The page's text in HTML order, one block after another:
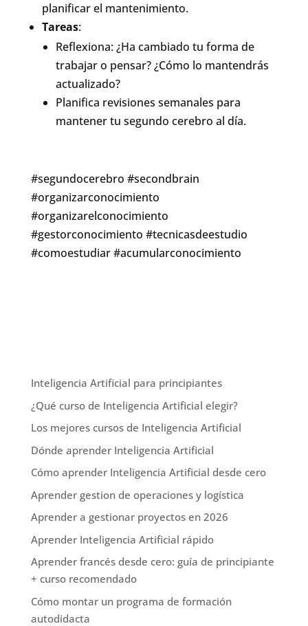
planificar el mantenimiento.
Tareas:
Reflexiona: ¿Ha cambiado tu forma de
trabajar o pensar? ¿Cómo lo mantendrás
actualizado?
Planifica revisiones semanales para
mantener tu segundo cerebro al día.
#segundocerebro #secondbrain
#organizarconocimiento
#organizarelconocimiento
#gestorconocimiento #tecnicasdeestudio
#comoestudiar #acumularconocimiento
Inteligencia Artificial para principiantes
¿Qué curso de Inteligencia Artificial elegir?
Los mejores cursos de Inteligencia Artificial
Dónde aprender Inteligencia Artificial
Cómo aprender Inteligencia Artificial desde cero
Aprender gestion de operaciones y logística
Aprender a gestionar proyectos en 2026
Aprender Inteligencia Artificial rápido
Aprender francés desde cero: guía de principiante
+ curso recomendado
Cómo montar un programa de formación
autodidacta